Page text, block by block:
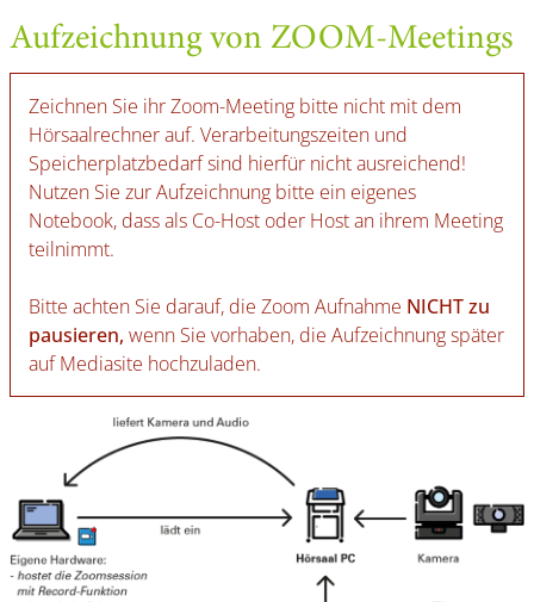
Aufzeichnung von ZOOM-Meetings
Zeichnen Sie ihr Zoom-Meeting bitte nicht mit dem
Hörsaalrechner auf. Verarbeitungszeiten und
Speicherplatzbedarf sind hierfür nicht ausreichend!
Nutzen Sie zur Aufzeichnung bitte ein eigenes
Notebook, dass als Co-Host oder Host an ihrem Meeting
teilnimmt.
Bitte achten Sie darauf, die Zoom Aufnahme NICHT zu
pausieren, wenn Sie vorhaben, die Aufzeichnung später
auf Mediasite hochzuladen.